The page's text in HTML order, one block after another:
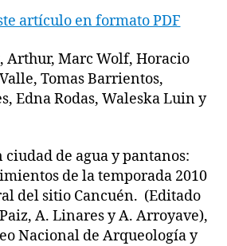
artículo en formato PDF
Arthur, Marc Wolf, Horacio
Tomas Barrientos,
Edna Rodas, Waleska Luin y
de agua y pantanos:
de la temporada 2010
del sitio Cancuén. (Editado
A. Linares y A. Arroyave),
Nacional de Arqueología y